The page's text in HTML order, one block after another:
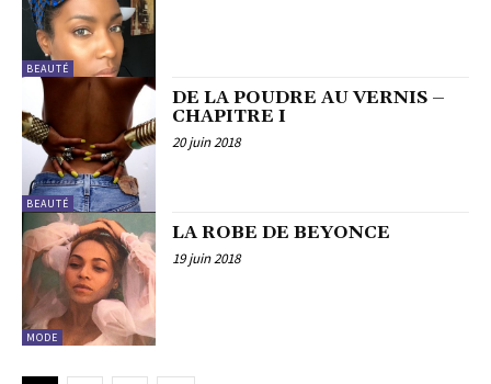
BEAUTÉ
BEAUTÉ
DE LA POUDRE AU VERNIS –
CHAPITRE I
20 juin 2018
MODE
LA ROBE DE BEYONCE
19 juin 2018